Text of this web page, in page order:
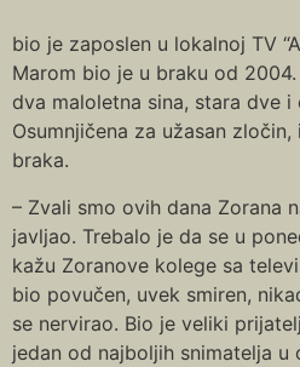
bio je zaposlen u lokalnoj TV
Marom bio je u braku od
dva maloletna sina, stara dve i
Osumnjičena za užasan
braka.
– Zvali smo ovih dana Zorana
javljao. Trebalo je da se u
kažu Zoranove kolege sa
bio povučen, uvek smiren,
se nervirao. Bio je veliki
jedan od najboljih snimatelja u